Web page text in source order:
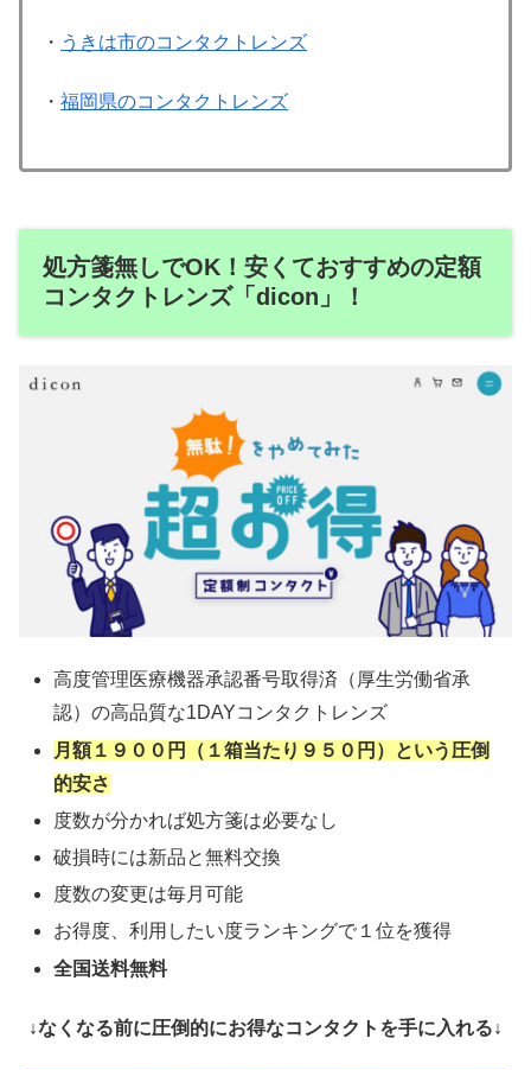
・ うきは市のコンタクトレンズ
・ 福岡県のコンタクトレンズ
処方箋無しでOK！安くておすすめの定額
コンタクトレンズ「dicon」！
高度管理医療機器承認番号取得済（厚生労働省承
認）の高品質な1DAYコンタクトレンズ
月額１９００円（１箱当たり９５０円）という圧倒
的安さ
度数が分かれば処方箋は必要なし
破損時には新品と無料交換
度数の変更は毎月可能
お得度、利用したい度ランキングで１位を獲得
全国送料無料
↓なくなる前に圧倒的にお得なコンタクトを手に入れる↓